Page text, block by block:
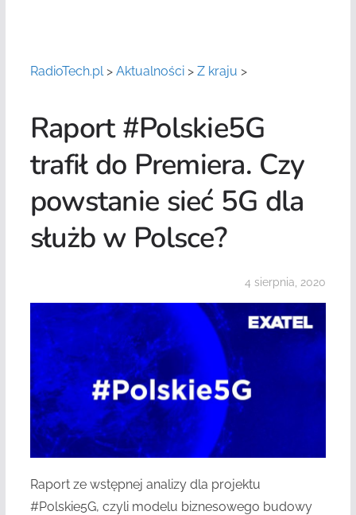
RadioTech.pl> Aktualności> Z kraju >
Raport #Polskie5G
trafił do Premiera. Czy
powstanie sieć 5G dla
służb w Polsce?
4 sierpnia, 2020
Raport ze wstępnej analizy dla projektu
#Polskie5G, czyli modelu biznesowego budowy